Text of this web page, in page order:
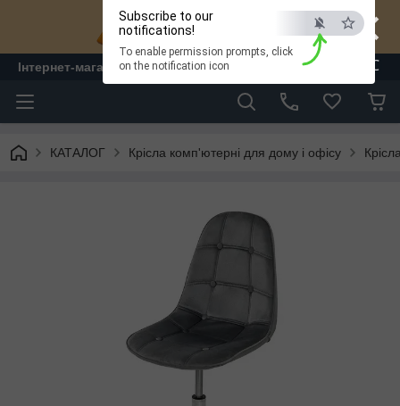
×
ESC
Subscribe to our
notifications!
To enable permission prompts, click
on the notification icon
Інтернет-магазин "ЛАМ" - меблі
КАТАЛОГ Крісла комп'ютерні для дому і офісу